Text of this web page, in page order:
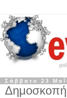
Σάββατο 23